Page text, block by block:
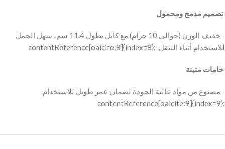
‫ تصميم مدمج ومحمول
‫- خفيف الوزن (حوالي 10 جرام) مع كابل بطول 11.4 سم، سهل الحمل
للاستخدام أثناء التنقل. :contentReference[oaicite:8]{index=8}
‫ خامات متينة
‫- مصنوع من مواد عالية الجودة لضمان عمر طويل للاستخدام.
:contentReference[oaicite:9]{index=9}